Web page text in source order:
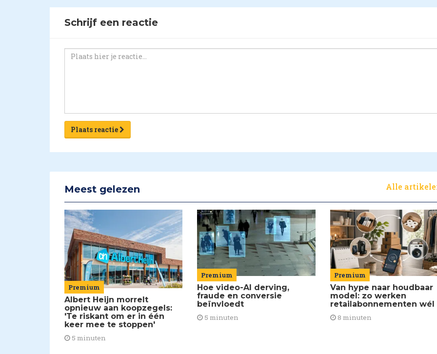
Schrijf een reactie
Plaats reactie
Meest gelezen Alle
Premium
Albert Heijn morrelt
opnieuw aan koopzegels:
'Te riskant om er in één
keer mee te stoppen'
5 minuten
Premium
Hoe video-AI derving,
fraude en conversie
beïnvloedt
5 minuten
Premium
Van hype naar houdbaar
model: zo werken
retailabonnementen wél
8 minuten